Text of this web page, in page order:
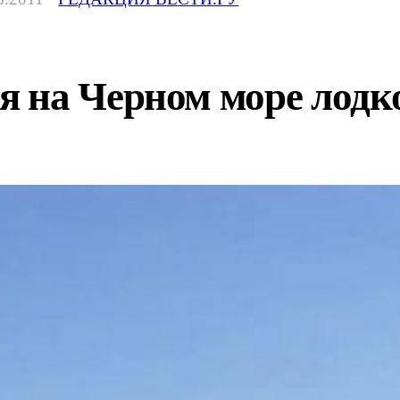
Черном море